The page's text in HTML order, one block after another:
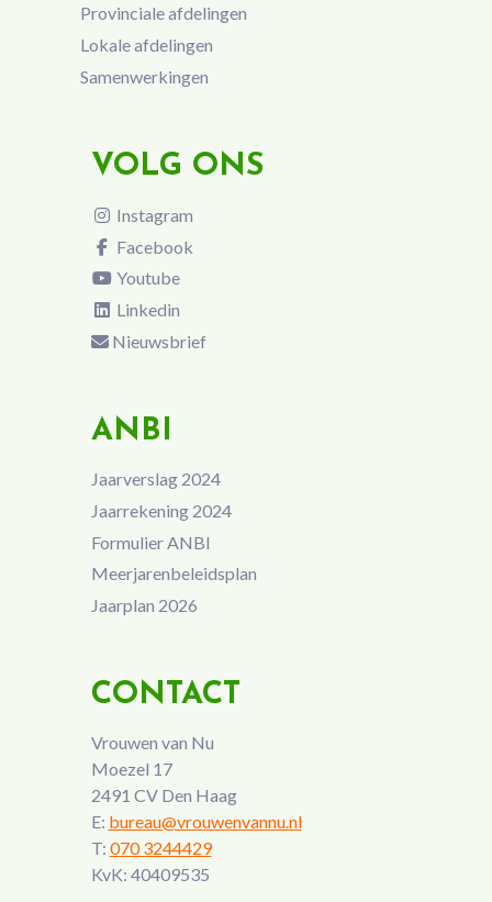
Provinciale afdelingen
Lokale afdelingen
Samenwerkingen
VOLG ONS
Instagram
Facebook
Youtube
Linkedin
Nieuwsbrief
ANBI
Jaarverslag 2024
Jaarrekening 2024
Formulier ANBI
Meerjarenbeleidsplan
Jaarplan 2026
CONTACT
Vrouwen van Nu
Moezel 17
2491 CV Den Haag
E: bureau@vrouwenvannu.nl
T: 070 3244429
KvK: 40409535